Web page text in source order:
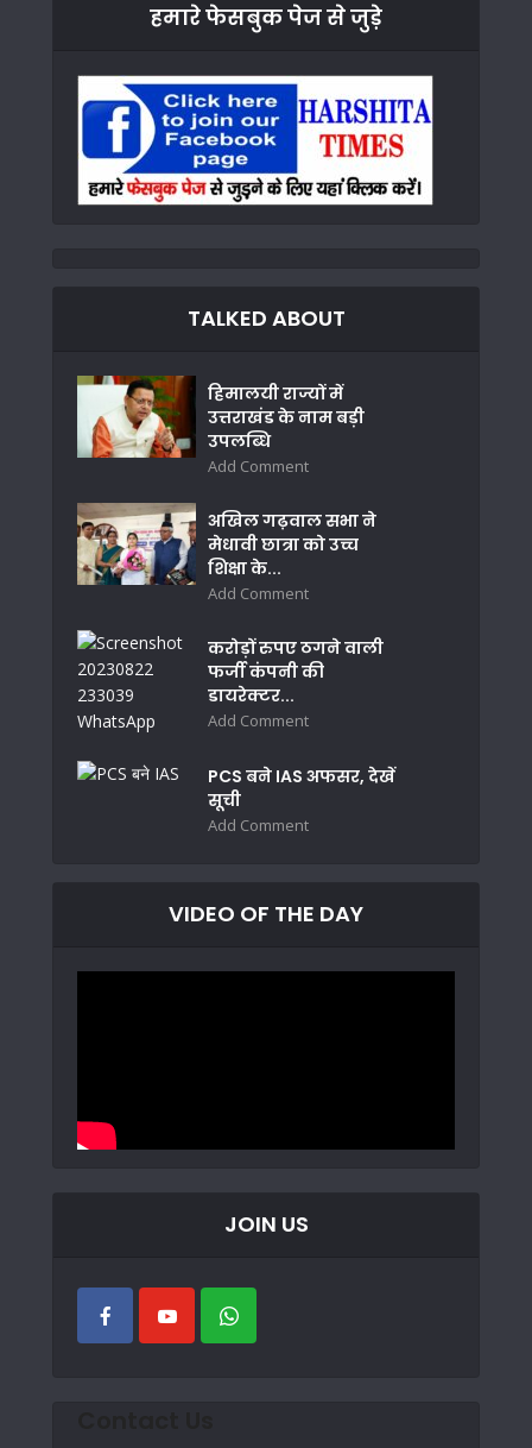
हमारे फेसबुक पेज से जुड़े
TALKED ABOUT
हिमालयी राज्यों में
उत्तराखंड के नाम बड़ी
उपलब्धि
Add Comment
अखिल गढ़वाल सभा ने
मेधावी छात्रा को उच्च
शिक्षा के...
Add Comment
करोड़ों रुपए ठगने वाली
फर्जी कंपनी की
डायरेक्टर...
Add Comment
PCS बने IAS अफसर, देखें
सूची
Add Comment
VIDEO OF THE DAY
JOIN US